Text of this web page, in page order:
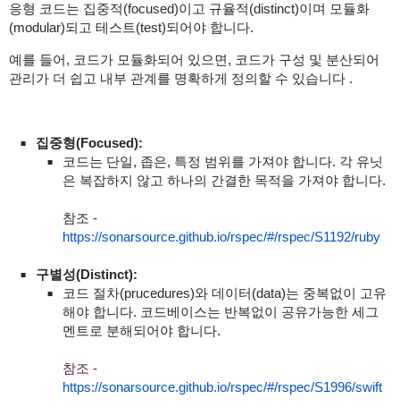
응형 코드는 집중적(focused)이고 규율적(distinct)이며 모듈화
(modular)되고 테스트(test)되어야 합니다.
예를 들어, 코드가 모듈화되어 있으면, 코드가 구성 및 분산되어
관리가 더 쉽고 내부 관계를 명확하게 정의할 수 있습니다 .
집중형(Focused):
코드는 단일, 좁은, 특정 범위를 가져야 합니다. 각 유닛
은 복잡하지 않고 하나의 간결한 목적을 가져야 합니다.
참조 -
https://sonarsource.github.io/rspec/#/rspec/S1192/ruby
구별성(Distinct):
코드 절차(prucedures)와 데이터(data)는 중복없이 고유
해야 합니다. 코드베이스는 반복없이 공유가능한 세그
멘트로 분해되어야 합니다.
참조 -
https://sonarsource.github.io/rspec/#/rspec/S1996/swift